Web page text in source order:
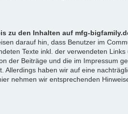
zu den Inhalten auf mfg-
darauf hin, dass Benutzer im
Texte inkl. der verwendeten
der Beiträge und die im Impressum
Allerdings haben wir auf eine
nehmen wir entsprechenden